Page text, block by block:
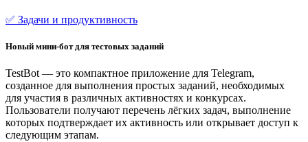
✅ Задачи и продуктивность
Новый мини-бот для тестовых заданий
TestBot — это компактное приложение для Telegram,
созданное для выполнения простых заданий, необходимых
для участия в различных активностях и конкурсах.
Пользователи получают перечень лёгких задач, выполнение
которых подтверждает их активность или открывает доступ к
следующим этапам.